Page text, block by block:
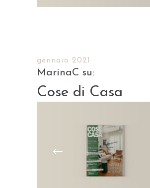
gennaio 2021
Cose di Casa